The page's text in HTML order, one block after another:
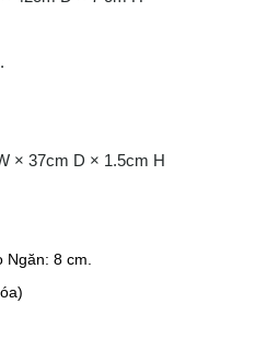
× 37cm D × 1.5cm H
8 cm.